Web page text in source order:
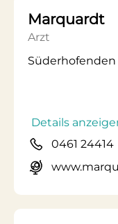
Marquardt
Arzt
Süderhofenden
Details
0461 24414